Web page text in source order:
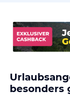
besonders